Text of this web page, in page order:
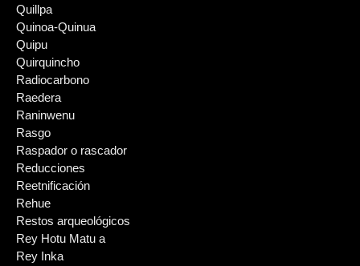
Quillpa
Quinoa-Quinua
Quipu
Quirquincho
Radiocarbono
Raedera
Raninwenu
Rasgo
Raspador o rascador
Reducciones
Reetnificación
Rehue
Restos arqueológicos
Rey Hotu Matu a
Rey Inka